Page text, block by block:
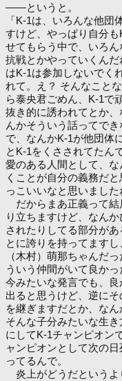
――というと。
「K-1は、いろんな他団
すけど、やっぱり自分
せてもらう中で、いろ
抗戦とかやっていくん
はK-1は参加しないでく
れて。え？ そんなこと
ら泰央君ごめん、K-1で
抜き的に誘われてとか
んかそういう話ってで
で、なんかK-1が他団体
とK-1をくさされてたん
愛のある人間として、
くことが自分の義務だ
っこいいなと思いました
だからまあ正義って結
り立ちますけど、なん
されたりしてる部分が
とに誇りを持ってます
（木村）萌那ちゃんだ
ういう仲間がいて良か
今みたいな発言でも、
出ると思うけど、逆に
を継ぎますだとか、な
そんな子分みたいな生
にしてK-1チャンピオン
ャンピオンとして次の
ってるんで。
炎上がどうだというよ